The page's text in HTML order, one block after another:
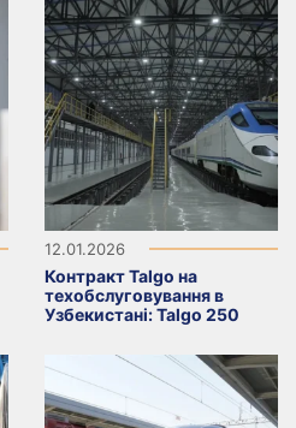
12.01.2026
Контракт Talgo на
техобслуговування в
Узбекистані: Talgo 250